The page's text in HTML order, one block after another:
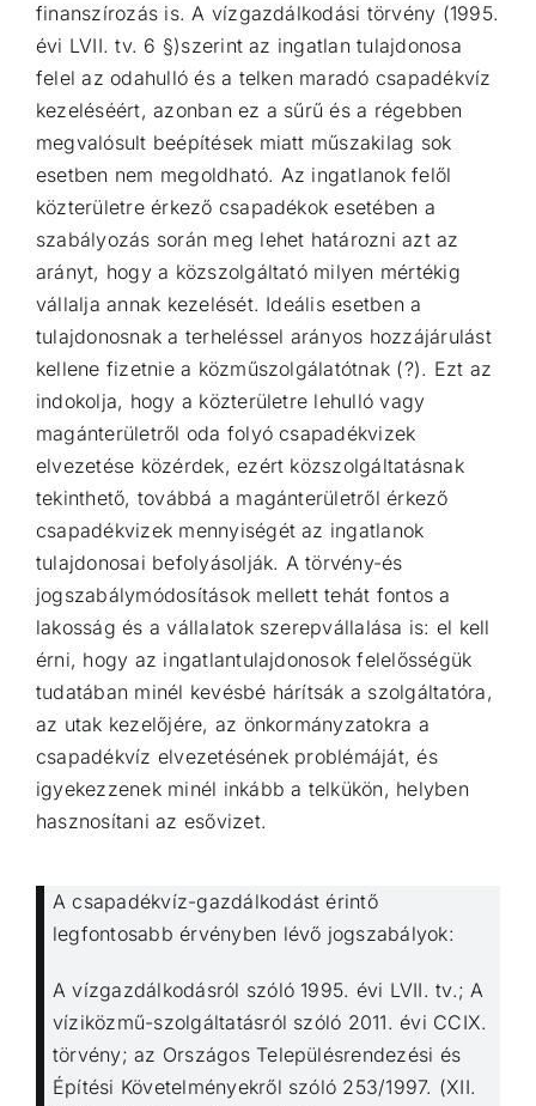
finanszírozás is. A vízgazdálkodási törvény (1995.
évi LVII. tv. 6 §)szerint az ingatlan tulajdonosa
felel az odahulló és a telken maradó csapadékvíz
kezeléséért, azonban ez a sűrű és a régebben
megvalósult beépítések miatt műszakilag sok
esetben nem megoldható. Az ingatlanok felől
közterületre érkező csapadékok esetében a
szabályozás során meg lehet határozni azt az
arányt, hogy a közszolgáltató milyen mértékig
vállalja annak kezelését. Ideális esetben a
tulajdonosnak a terheléssel arányos hozzájárulást
kellene fizetnie a közműszolgálatótnak (?). Ezt az
indokolja, hogy a közterületre lehulló vagy
magánterületről oda folyó csapadékvizek
elvezetése közérdek, ezért közszolgáltatásnak
tekinthető, továbbá a magánterületről érkező
csapadékvizek mennyiségét az ingatlanok
tulajdonosai befolyásolják. A törvény-és
jogszabálymódosítások mellett tehát fontos a
lakosság és a vállalatok szerepvállalása is: el kell
érni, hogy az ingatlantulajdonosok felelősségük
tudatában minél kevésbé hárítsák a szolgáltatóra,
az utak kezelőjére, az önkormányzatokra a
csapadékvíz elvezetésének problémáját, és
igyekezzenek minél inkább a telkükön, helyben
hasznosítani az esővizet.
A csapadékvíz-gazdálkodást érintő
legfontosabb érvényben lévő jogszabályok:
A vízgazdálkodásról szóló 1995. évi LVII. tv.; A
víziközmű-szolgáltatásról szóló 2011. évi CCIX.
törvény; az Országos Településrendezési és
Építési Követelményekről szóló 253/1997. (XII.